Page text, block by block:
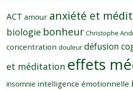
ACT amour anxiété et
biologie bonheur Christophe
concentration douleur défusion
et méditation effets
insomnie intelligence émotionnelle